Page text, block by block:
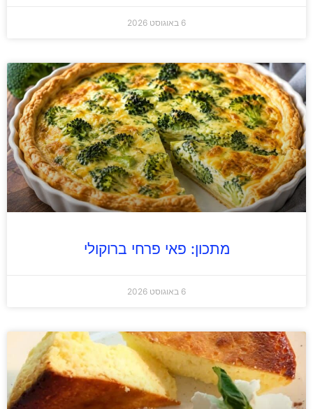
6 באוגוסט 2026
מתכון: פאי פרחי ברוקולי
6 באוגוסט 2026